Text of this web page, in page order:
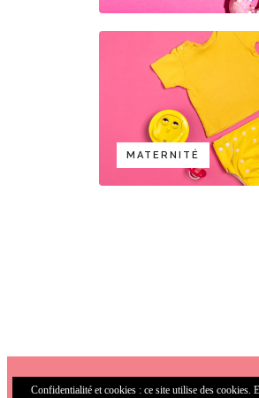
MATERNITÉ
Confidentialité et cookies : ce site utilise des cookies.